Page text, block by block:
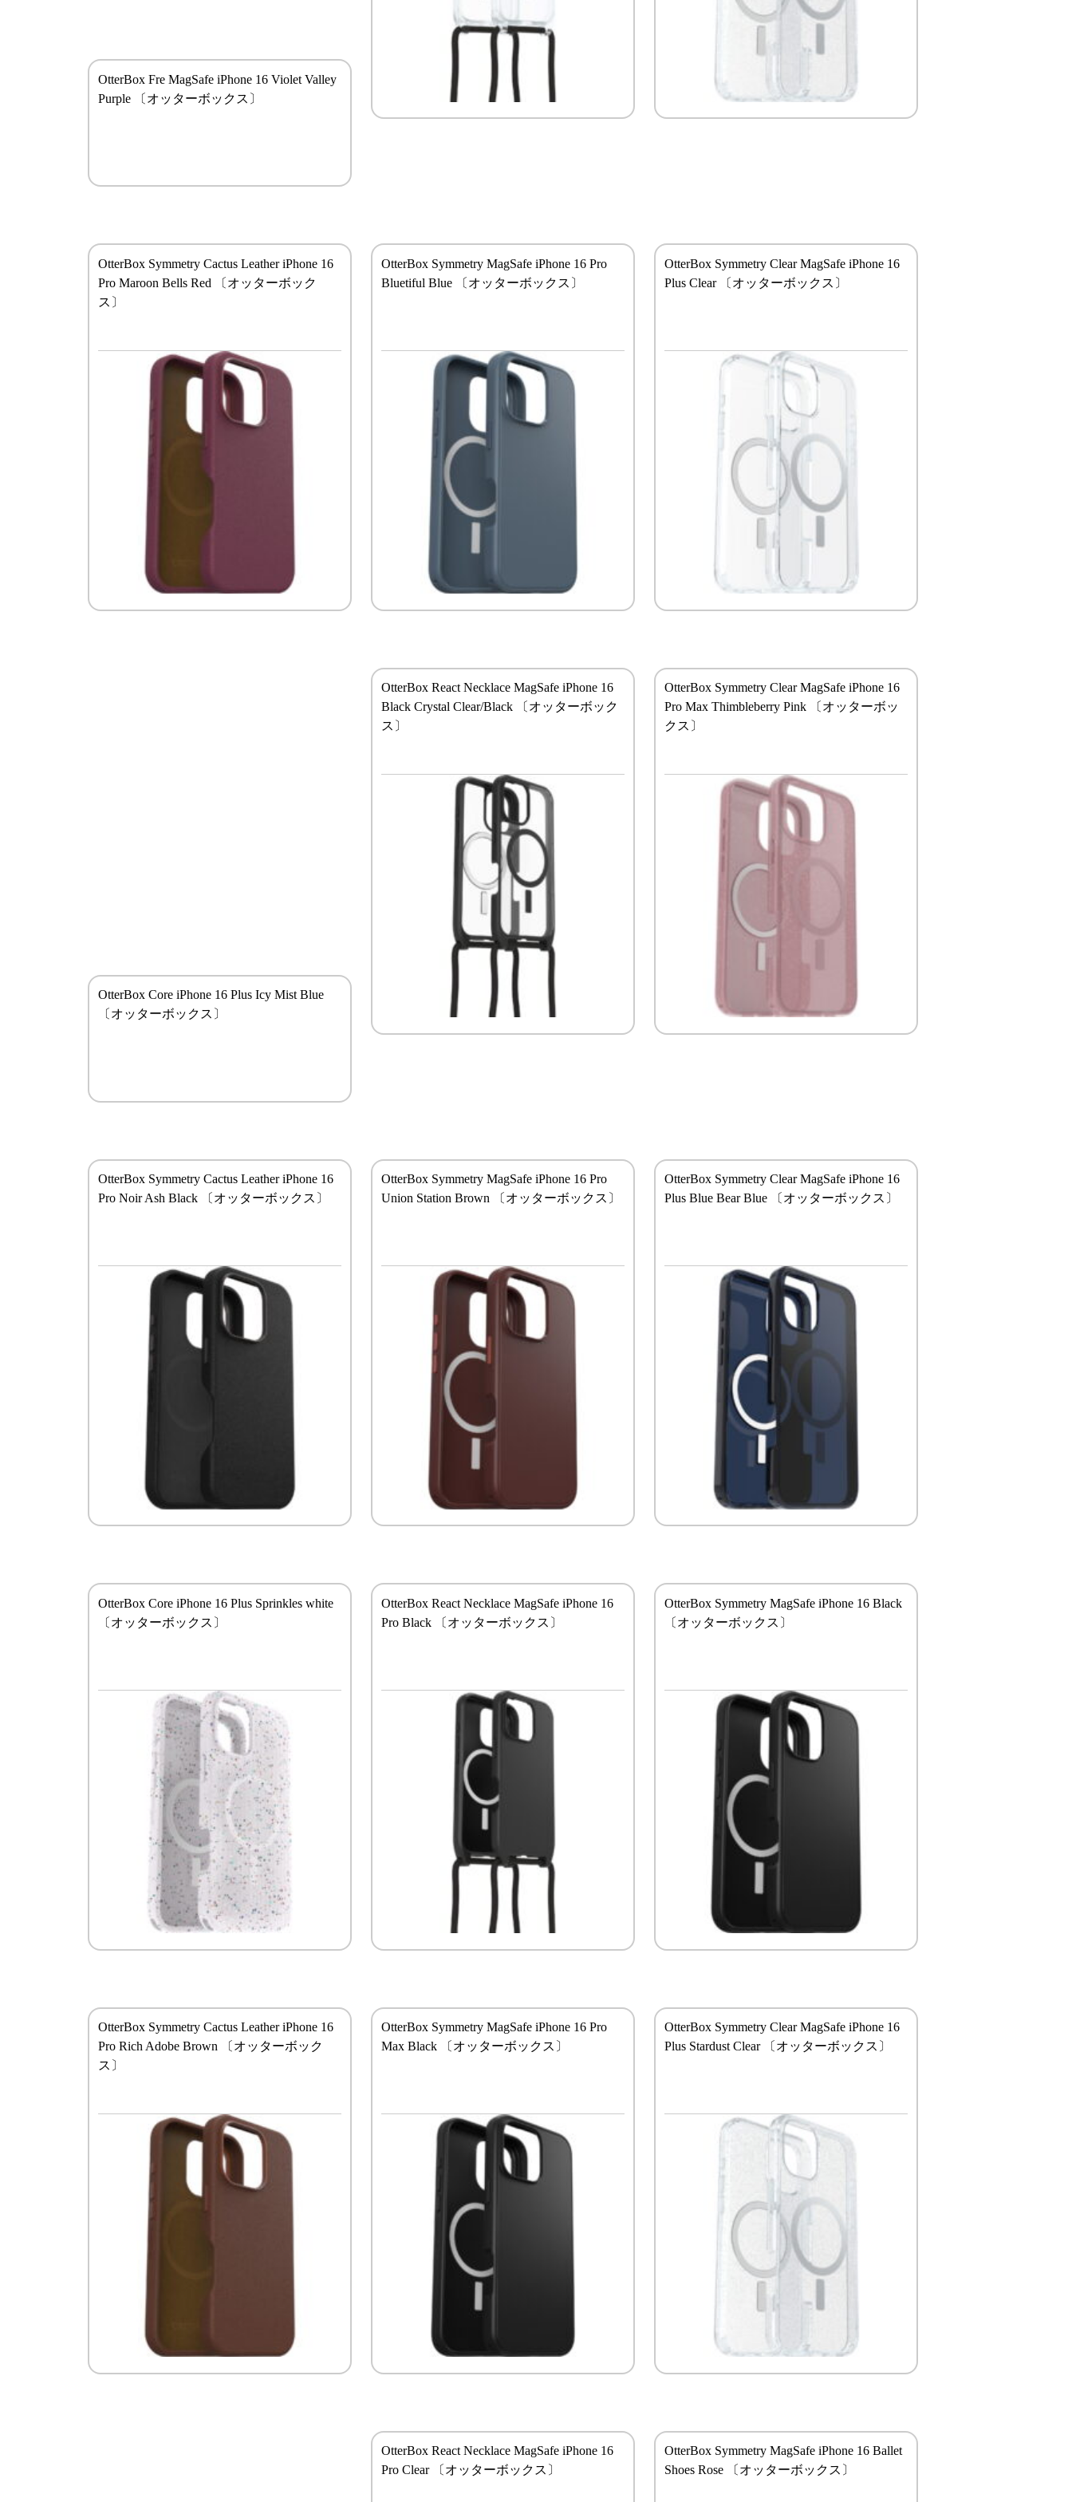
OtterBox Fre MagSafe iPhone 16 Violet Valley
Purple 〔オッターボックス〕
OtterBox Symmetry Cactus Leather iPhone 16
Pro Maroon Bells Red 〔オッターボック
ス〕
OtterBox Symmetry MagSafe iPhone 16 Pro
Bluetiful Blue 〔オッターボックス〕
OtterBox Symmetry Clear MagSafe iPhone 16
Plus Clear 〔オッターボックス〕
OtterBox Core iPhone 16 Plus Icy Mist Blue
〔オッターボックス〕
OtterBox React Necklace MagSafe iPhone 16
Black Crystal Clear/Black 〔オッターボック
ス〕
OtterBox Symmetry Clear MagSafe iPhone 16
Pro Max Thimbleberry Pink 〔オッターボッ
クス〕
OtterBox Symmetry Cactus Leather iPhone 16
Pro Noir Ash Black 〔オッターボックス〕
OtterBox Symmetry MagSafe iPhone 16 Pro
Union Station Brown 〔オッターボックス〕
OtterBox Symmetry Clear MagSafe iPhone 16
Plus Blue Bear Blue 〔オッターボックス〕
OtterBox Core iPhone 16 Plus Sprinkles white
〔オッターボックス〕
OtterBox React Necklace MagSafe iPhone 16
Pro Black 〔オッターボックス〕
OtterBox Symmetry MagSafe iPhone 16 Black
〔オッターボックス〕
OtterBox Symmetry Cactus Leather iPhone 16
Pro Rich Adobe Brown 〔オッターボック
ス〕
OtterBox Symmetry MagSafe iPhone 16 Pro
Max Black 〔オッターボックス〕
OtterBox Symmetry Clear MagSafe iPhone 16
Plus Stardust Clear 〔オッターボックス〕
OtterBox React Necklace MagSafe iPhone 16
Pro Clear 〔オッターボックス〕
OtterBox Symmetry MagSafe iPhone 16 Ballet
Shoes Rose 〔オッターボックス〕